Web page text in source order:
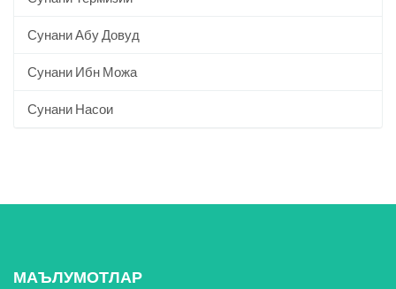
Сунани Абу Довуд
Сунани Ибн Можа
Сунани Насои
МАЪЛУМОТЛАР